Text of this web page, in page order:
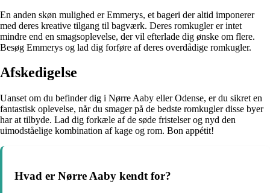
En anden skøn mulighed er Emmerys, et bageri der altid imponerer
med deres kreative tilgang til bagværk. Deres romkugler er intet
mindre end en smagsoplevelse, der vil efterlade dig ønske om flere.
Besøg Emmerys og lad dig forføre af deres overdådige romkugler.
Afskedigelse
Uanset om du befinder dig i Nørre Aaby eller Odense, er du sikret en
fantastisk oplevelse, når du smager på de bedste romkugler disse byer
har at tilbyde. Lad dig forkæle af de søde fristelser og nyd den
uimodståelige kombination af kage og rom. Bon appétit!
Hvad er Nørre Aaby kendt for?